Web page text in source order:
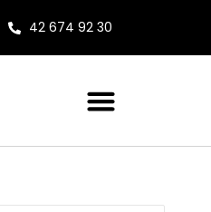
42 674 92 30